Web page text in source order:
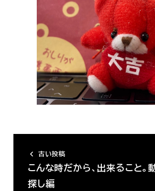
古い投稿
こんな時だから、出来ること。
探し編